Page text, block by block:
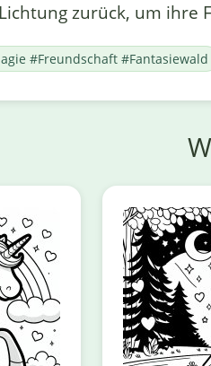
zurück, um ihre
#Freundschaft #Fantasiewald